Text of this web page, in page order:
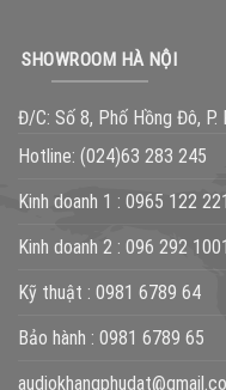
SHOWROOM HÀ NỘI
Đ/C: Số 8, Phố Hồng Đô, P.
Hotline: (024)63 283 245
Kinh doanh 1 : 0965 122 221
Kinh doanh 2 : 096 292 1001
Kỹ thuật : 0981 6789 64
Bảo hành : 0981 6789 65